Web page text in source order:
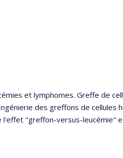
et lymphomes. Greffe de
des greffons de cellules
l'effet "greffon-versus-leucémie"